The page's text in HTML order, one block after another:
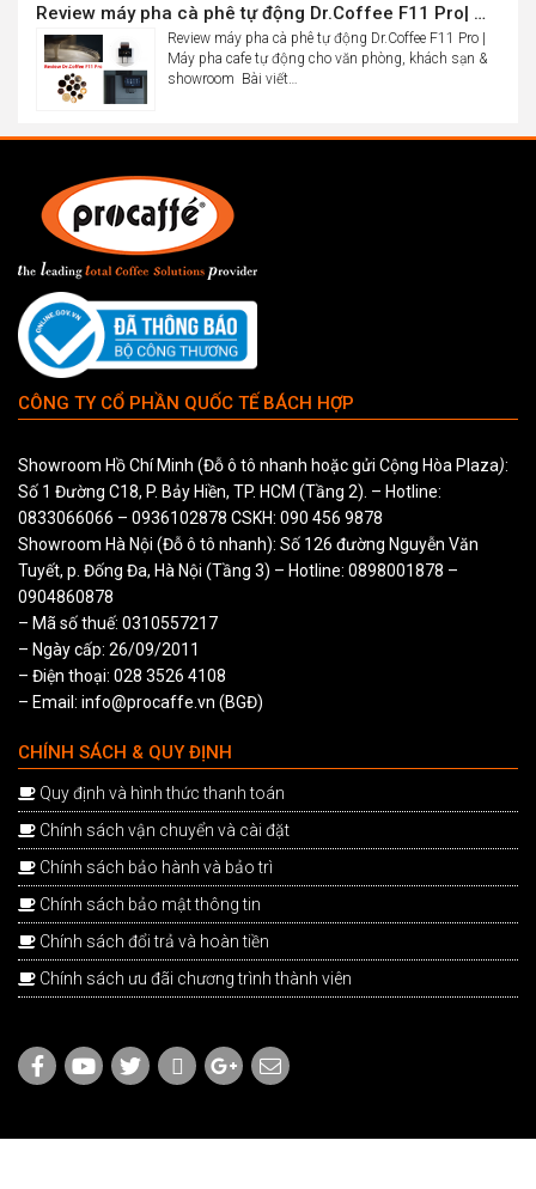
Review máy pha cà phê tự động Dr.Coffee F11 Pro| Máy pha cafe tự động cho văn phòng, khách sạn & showroom
Review máy pha cà phê tự động Dr.Coffee F11 Pro |
Máy pha cafe tự động cho văn phòng, khách sạn &
showroom Bài viết…
CÔNG TY CỔ PHẦN QUỐC TẾ BÁCH HỢP
Showroom Hồ Chí Minh (Đỗ ô tô nhanh hoặc gửi Cộng Hòa Plaza):
Số 1 Đường C18, P. Bảy Hiền, TP. HCM (Tầng 2). – Hotline:
0833066066 – 0936102878 CSKH: 090 456 9878
Showroom Hà Nội (Đỗ ô tô nhanh): Số 126 đường Nguyễn Văn
Tuyết, p. Đống Đa, Hà Nội (Tầng 3) – Hotline: 0898001878 –
0904860878
– Mã số thuế: 0310557217
– Ngày cấp: 26/09/2011
– Điện thoại: 028 3526 4108
– Email: info@procaffe.vn (BGĐ)
CHÍNH SÁCH & QUY ĐỊNH
Quy định và hình thức thanh toán
Chính sách vận chuyển và cài đặt
Chính sách bảo hành và bảo trì
Chính sách bảo mật thông tin
Chính sách đổi trả và hoàn tiền
Chính sách ưu đãi chương trình thành viên